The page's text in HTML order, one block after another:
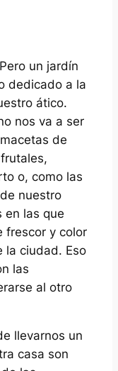
un jardín
dedicado a la
ático.
nos va a ser
de
o, como las
nuestro
en las que
frescor y color
la ciudad. Eso
las
al otro
llevarnos un
casa son